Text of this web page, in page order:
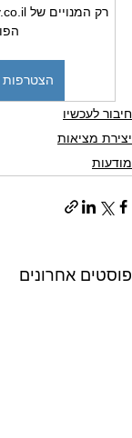
הצטרפות
חיבור לעכשיו
יצירת מציאות
מודעות
פוסטים אחרונים